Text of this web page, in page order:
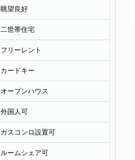
眺望良好
二世帯住宅
フリーレント
カードキー
オープンハウス
外国人可
ガスコンロ設置可
ルームシェア可